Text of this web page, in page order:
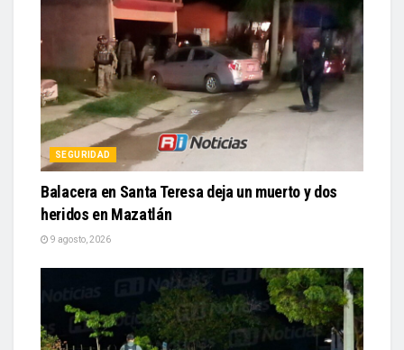
SEGURIDAD
Balacera en Santa Teresa deja un muerto y dos
heridos en Mazatlán
9 agosto, 2026